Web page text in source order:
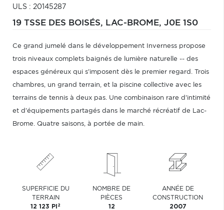
ULS : 20145287
19 TSSE DES BOISÉS, LAC-BROME, J0E 1S0
Ce grand jumelé dans le développement Inverness propose
trois niveaux complets baignés de lumière naturelle -- des
espaces généreux qui s'imposent dès le premier regard. Trois
chambres, un grand terrain, et la piscine collective avec les
terrains de tennis à deux pas. Une combinaison rare d'intimité
et d'équipements partagés dans le marché récréatif de Lac-
Brome. Quatre saisons, à portée de main.
SUPERFICIE DU
TERRAIN
12 123 PI 2
NOMBRE DE
PIÈCES
12
ANNÉE DE
CONSTRUCTION
2007